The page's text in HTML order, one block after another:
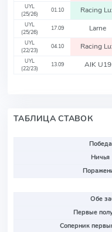
UYL
(25/26)
01.10 Racing
UYL
(25/26)
17.09 Larne
UYL
(22/23)
04.10 Racing
UYL
(22/23)
13.09 AIK U19
ТАБЛИЦА СТАВОК
Победа
Ничья
Обе
Первые
Соперник